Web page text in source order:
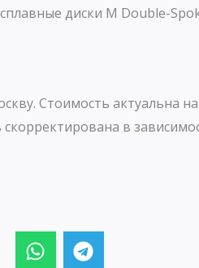
диски M Double-
Стоимость актуальна
в
W
h
T
e